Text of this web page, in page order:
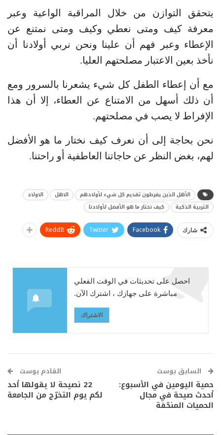
يتحقق التوازن من خلال المراقبة الواعية وعبر
معرفة كيف ومتى نعطي وكيف ومتى نمتنع عن
الإعطاء وعبر فهم أن علينا ونحن نربي أولادنا أن
نأخذ بعين الاعتبار مصلحتهم العليا.
مع أن إعطاء الطفل كل شيء يشعرنا بالسرور ومع
أن ذلك أسهل من الامتناع عن العطاء، إلا أن هذا
الإفراط لا يصب في مصلحتهم.
نحن بحاجة إلى أن نعرف كيف نختار ما هو الأفضل
لهم، بغض النظر عن حاجاتنا العاطفية أو راحتنا.
الأهل الذين يفرطون تقديم كل شيء لأولادهم الاهل
الاولاد
التربية الذكية
كيف نختار ما هو الأفضل لأولادنا
شارك Facebook
Twitter
ReddIt
احصل على تحديثات في الوقت الفعلي
مباشرة على جهازك ، اشترك الآن.
الاشتراك
السابق بوست
حمية اليومين في الأسبوع:
أحدث صيحة في مجال
الحميات المنحّفة
القادم بوست
22 نصيحة لا يقولها أحد
لكم يوم التخرّج من الجامعة